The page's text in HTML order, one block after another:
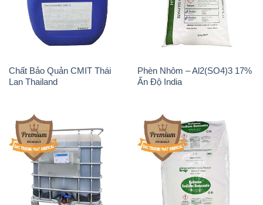
Chất Bảo Quản CMIT Thái
Lan Thailand
Phèn Nhôm – Al2(SO4)3 17%
Ấn Độ India